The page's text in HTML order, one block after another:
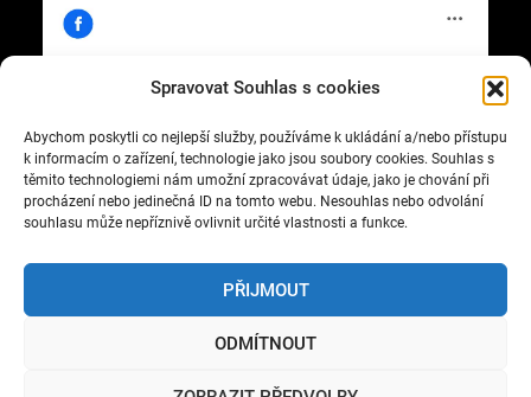
Spravovat Souhlas s cookies
Abychom poskytli co nejlepší služby, používáme k ukládání a/nebo přístupu
k informacím o zařízení, technologie jako jsou soubory cookies. Souhlas s
těmito technologiemi nám umožní zpracovávat údaje, jako je chování při
procházení nebo jedinečná ID na tomto webu. Nesouhlas nebo odvolání
souhlasu může nepříznivě ovlivnit určité vlastnosti a funkce.
PŘIJMOUT
ODMÍTNOUT
https://www.facebook.com/cisty.vzduch.v.Celakovicich
Klepnutím přijměte marketingové soubory
cookie a povolte tento obsah
Copyright © 2022 Okrašlovací spolek čelákovický. All